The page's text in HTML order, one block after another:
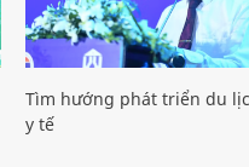
Tìm hướng phát triển du
y tế